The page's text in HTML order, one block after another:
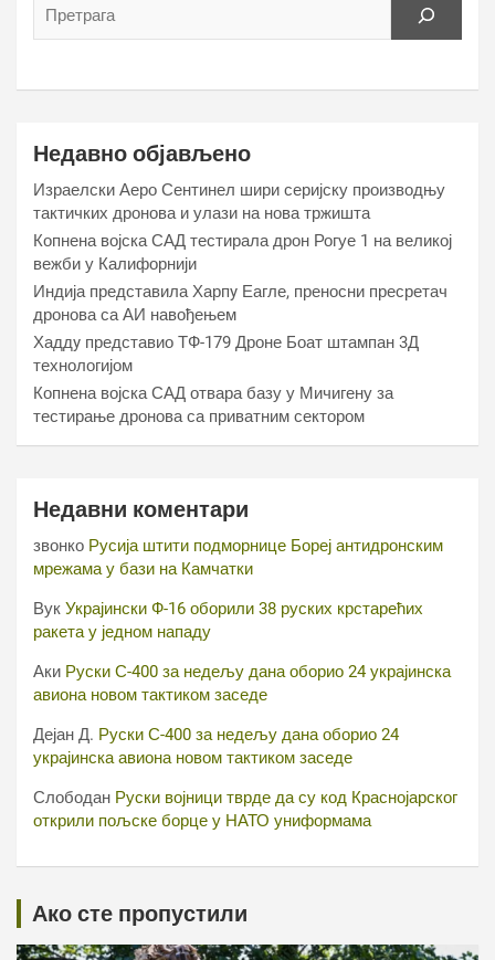
Недавно објављено
Израелски Аеро Сентинел шири серијску производњу
тактичких дронова и улази на нова тржишта
Копнена војска САД тестирала дрон Рогуе 1 на великој
вежби у Калифорнији
Индија представила Харпy Еагле, преносни пресретач
дронова са АИ навођењем
Хаддy представио ТФ-179 Дроне Боат штампан 3Д
технологијом
Копнена војска САД отвара базу у Мичигену за
тестирање дронова са приватним сектором
Недавни коментари
звонко Русија штити подморнице Бореј антидронским
мрежама у бази на Камчатки
Вук Украјински Ф-16 оборили 38 руских крстарећих
ракета у једном нападу
Аки Руски С-400 за недељу дана оборио 24 украјинска
авиона новом тактиком заседе
Дејан Д. Руски С-400 за недељу дана оборио 24
украјинска авиона новом тактиком заседе
Слободан Руски војници тврде да су код Краснојарског
открили пољске борце у НАТО униформама
Ако сте пропустили